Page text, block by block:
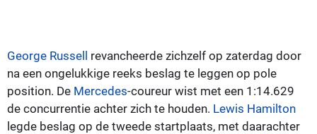
George Russell revancheerde zichzelf op zaterdag door
na een ongelukkige reeks beslag te leggen op pole
position. De Mercedes-coureur wist met een 1:14.629
de concurrentie achter zich te houden. Lewis Hamilton
legde beslag op de tweede startplaats, met daarachter